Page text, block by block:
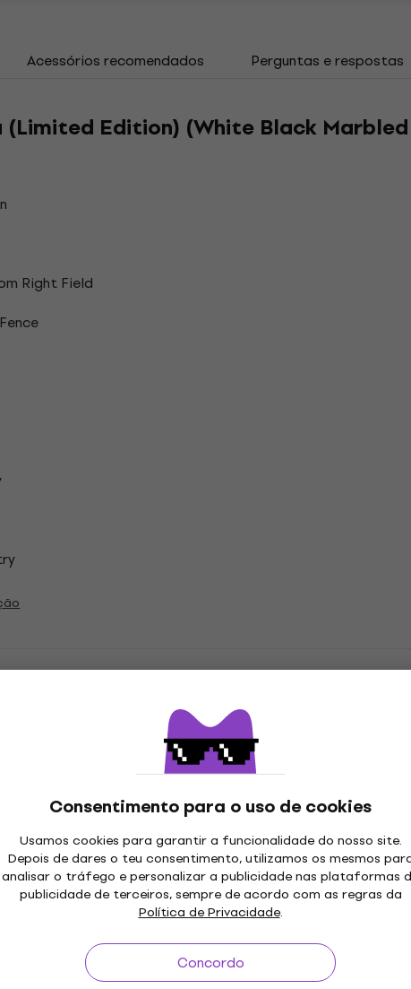
Consentimento para o uso de cookies
Usamos cookies para garantir a funcionalidade do nosso site.
Depois de dares o teu consentimento, utilizamos os mesmos
analisar o tráfego e personalizar a publicidade nas plataformas
publicidade de terceiros, sempre de acordo com as regras da
Política de Privacidade.
Concordo
Acessórios recomendados Perguntas e respostas
(Limited Edition) (White Black
Right Field
Discos de vinil LP